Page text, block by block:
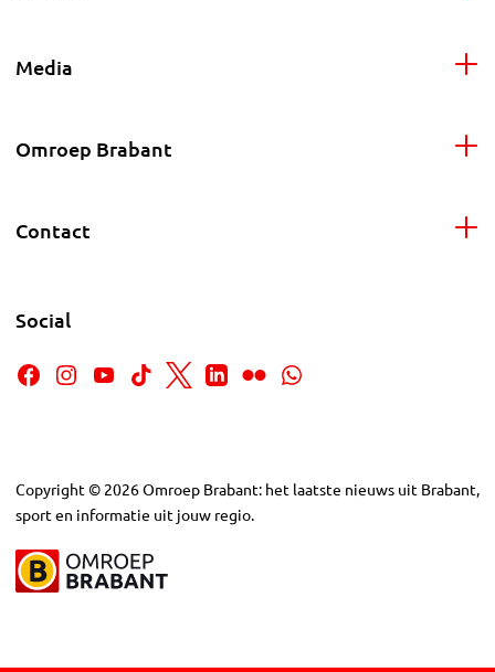
Media
Omroep Brabant
Contact
Social
Copyright © 2026Omroep Brabant: het laatste nieuws uit Brabant,
sport en informatie uit jouw regio.